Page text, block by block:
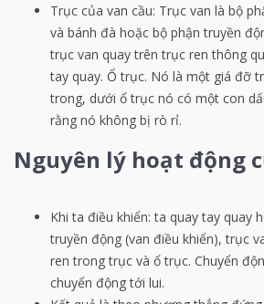
Trục của van cầu: Trục van là bộ
và bánh đà hoặc bộ phận truyền
trục van quay trên trục ren thông
tay quay. Ổ trục. Nó là một giá đỡ
trong, dưới ổ trục nó có một con
rằng nó không bị rò rỉ.
Nguyên lý hoạt động
Khi ta điều khiển: ta quay tay quay
truyền động (van điều khiển), trục
ren trong trục và ổ trục. Chuyển
chuyển động tới lui.